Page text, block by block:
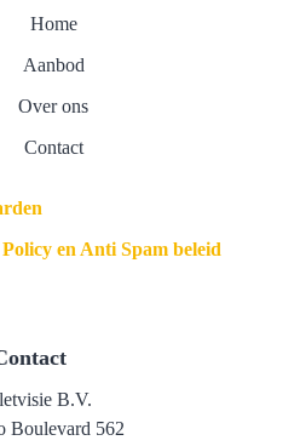
Home
Aanbod
Over ons
Contact
en Anti Spam beleid
B.V.
Boulevard 562